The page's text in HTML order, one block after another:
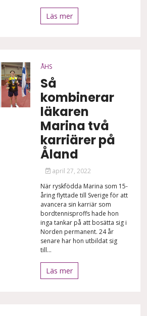
Läs mer
ÅHS
Så
kombinerar
läkaren
Marina två
karriärer på
Åland
april 27, 2022
När ryskfödda Marina som 15-
åring flyttade till Sverige för att
avancera sin karriär som
bordtennisproffs hade hon
inga tankar på att bosätta sig i
Norden permanent. 24 år
senare har hon utbildat sig
till...
Läs mer